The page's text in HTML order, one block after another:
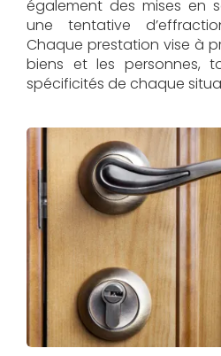
également des mises en
une tentative
Chaque prestation vise à
biens et les personnes,
spécificités de chaque